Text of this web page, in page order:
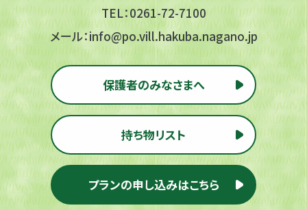
TEL：0261-72-7100
メール：info@po.vill.hakuba.nagano.jp
保護者のみなさまへ
持ち物リスト
プランの申し込みはこちら